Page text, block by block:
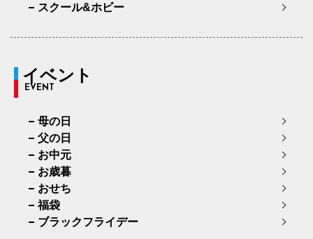
スクール&ホビー
イベント
EVENT
母の日
父の日
お中元
お歳暮
おせち
福袋
ブラックフライデー